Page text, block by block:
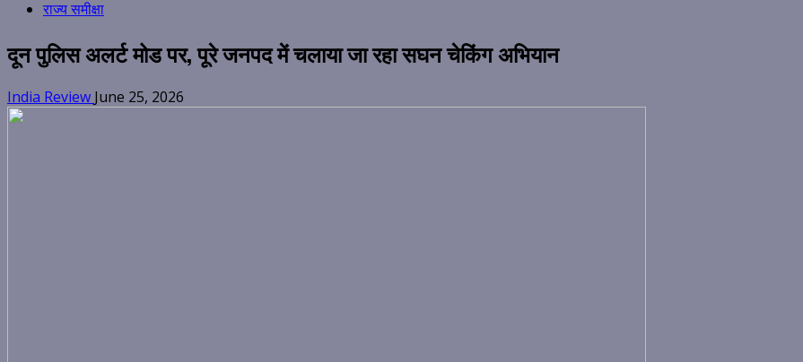
राज्य समीक्षा
दून पुलिस अलर्ट मोड पर, पूरे जनपद में चलाया जा रहा सघन चेकिंग अभियान
India Review June 25, 2026